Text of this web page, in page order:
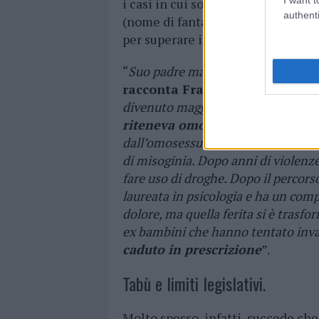
i casi in cui sono i genitori ad
(nome di fantasia),
40enne
per superare il trauma degli
“Suo padre maltrattava sua
racconta Frassi
-, poi ha
divenuto maggiorenne. Suo padre
riteneva omosessuale
.
dall’omosessualità, perché nella
di misoginia. Dopo anni di
fare uso di droghe. Dopo il
laureata in psicologia e ha un
dolore, ma quella ferita si è
ex bambini che hanno tentato
caduto in prescrizione”.
Tabù e limiti legislativi.